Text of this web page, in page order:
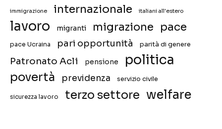
immigrazione internazionale italiani all'estero
lavoro migranti migrazione pace
pace Ucraina pari opportunità parità di genere
Patronato Acli pensione politica
povertà previdenza servizio civile
sicurezza lavoro terzo settore welfare